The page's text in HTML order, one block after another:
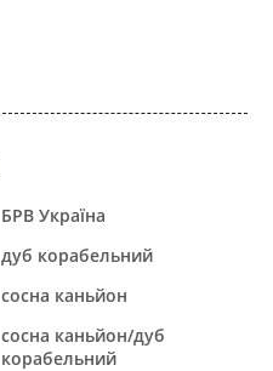
БРВ Україна
дуб корабельний
сосна каньйон
сосна каньйон/дуб
корабельний